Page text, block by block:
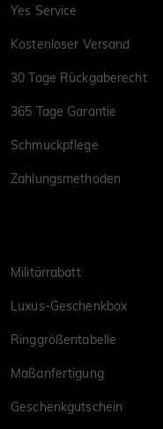
Yes Service
Kostenloser Versand
30 Tage Rückgaberecht
365 Tage Garantie
Schmuckpflege
Zahlungsmethoden
Militärrabatt
Luxus-Geschenkbox
Ringgrößentabelle
Maßanfertigung
Geschenkgutschein